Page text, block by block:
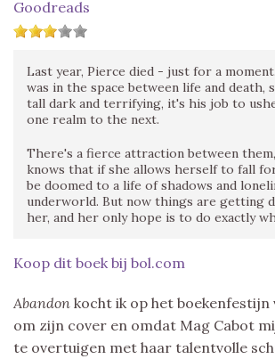
Goodreads
Last year, Pierce died - just for a
was in the space between life and death,
tall dark and terrifying, it's his job to
one realm to the next.
There's a fierce attraction between
knows that if she allows herself to fall
be doomed to a life of shadows and
underworld. But now things are getting
her, and her only hope is to do exactly
Koop dit boek bij bol.com
Abandon kocht ik op het
om zijn cover en omdat Mag Cabot
te overtuigen met haar talentvolle